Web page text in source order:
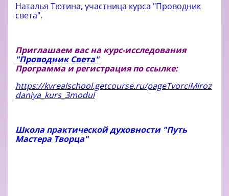
Наталья Тютина, участница курса "Проводник
света".
Приглашаем вас на курс-исследования
"Проводник Света"
Программа и регистрация по ссылке:
https://kvrealschool.getcourse.ru/pageTvorciMiroz
daniya_kurs_3modul
Школа практической духовности "Путь
Мастера Творца"